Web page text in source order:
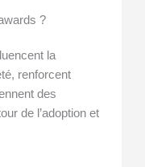
?
la
renforcent
des
de l’adoption et